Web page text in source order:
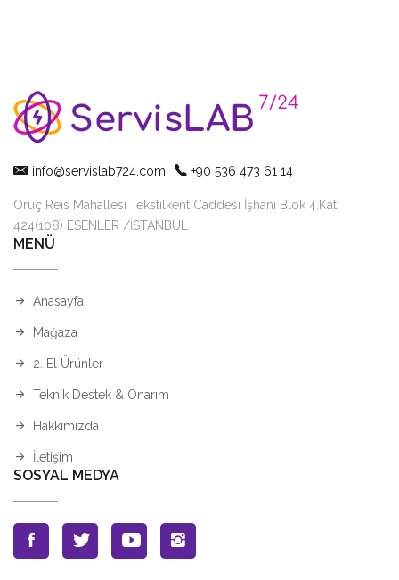
info@servislab724.com +90 536 473 61 14
Oruç Reis Mahallesi Tekstilkent Caddesi İşhanı Blok 4.Kat
424(108) ESENLER /İSTANBUL
MENÜ
Anasayfa
Mağaza
2. El Ürünler
Teknik Destek & Onarım
Hakkımızda
İletişim
SOSYAL MEDYA